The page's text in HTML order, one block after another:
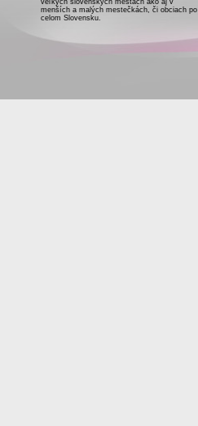
veľkých slovenských mestách ako aj v
menších a malých mestečkách, či obciach po
celom Slovensku.